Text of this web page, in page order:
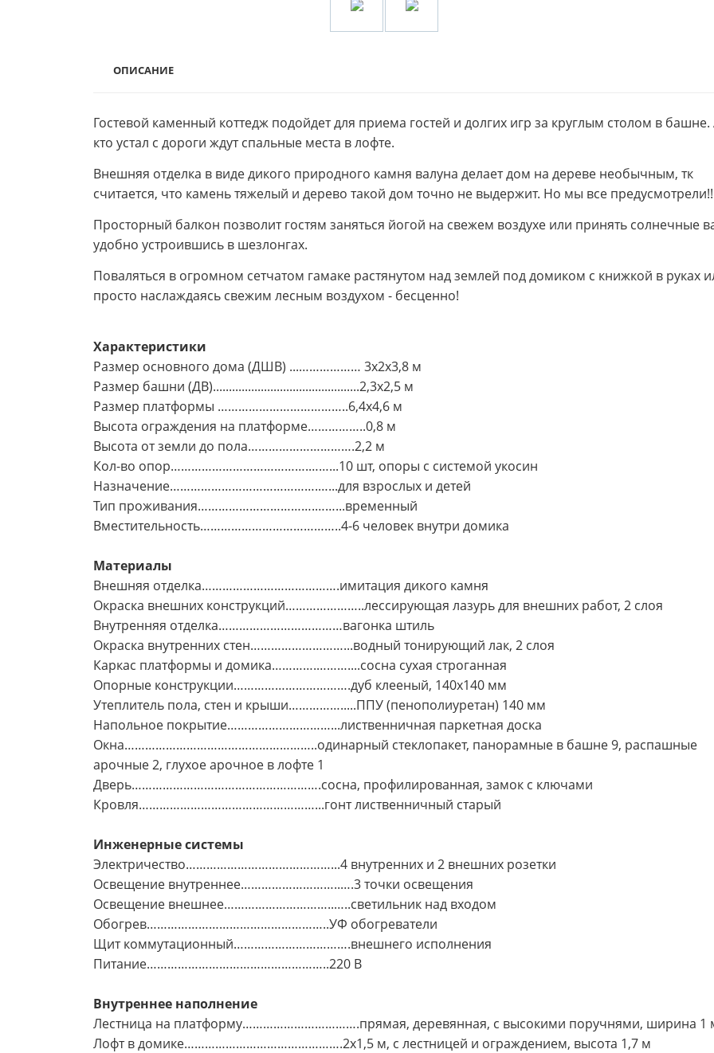
ОПИСАНИЕ
Гостевой каменный коттедж подойдет для приема гостей и долгих игр за круглым столом в башне.
кто устал с дороги ждут спальные места в лофте.
Внешняя отделка в виде дикого природного камня валуна делает дом на дереве необычным, тк
считается, что камень тяжелый и дерево такой дом точно не выдержит. Но мы все
Просторный балкон позволит гостям заняться йогой на свежем воздухе или принять солнечные
удобно устроившись в шезлонгах.
Поваляться в огромном сетчатом гамаке растянутом над землей под домиком с книжкой в руках
просто наслаждаясь свежим лесным воздухом - бесценно!
Характеристики
Размер основного дома (ДШВ) ...……………… 3х2х3,8 м
Размер башни (ДВ)..............................................2,3х2,5 м
Размер платформы ………………………………..6,4х4,6 м
Высота ограждения на платформе……………..0,8 м
Высота от земли до пола………………………….2,2 м
Кол-во опор………………………………….……...10 шт, опоры с системой укосин
Назначение…………………………………….…...для взрослых и детей
Тип проживания…………………………….……...временный
Вместительность…………………………………..4-6 человек внутри домика
Материалы
Внешняя отделка………………………………….имитация дикого камня
Окраска внешних конструкций…………………..лессирующая лазурь для внешних работ, 2 слоя
Внутренняя отделка………………………………вагонка штиль
Окраска внутренних стен………………………...водный тонирующий лак, 2 слоя
Каркас платформы и домика………….………....сосна сухая строганная
Опорные конструкции…………………………….дуб клееный, 140х140 мм
Утеплитель пола, стен и крыши…………….....ППУ (пенополиуретан) 140 мм
Напольное покрытие…………………………...лиственничная паркетная доска
Окна………………………………………………..одинарный стеклопакет, панорамные в башне 9, распашные
арочные 2, глухое арочное в лофте 1
Дверь……………………………………………….сосна, профилированная, замок с ключами
Кровля……………………………………………...гонт лиственничный старый
Инженерные системы
Электричество……………………………………...4 внутренних и 2 внешних розетки
Освещение внутреннее………………………..….3 точки освещения
Освещение внешнее…………………………..…..светильник над входом
Обогрев……………………………………………..УФ обогреватели
Щит коммутационный…………………………….внешнего исполнения
Питание……………………………………………..220 В
Внутреннее наполнение
Лестница на платформу…………………………….прямая, деревянная, с высокими поручнями, ширина 1
Лофт в домике……………………………………….2х1,5 м, с лестницей и ограждением, высота 1,7 м